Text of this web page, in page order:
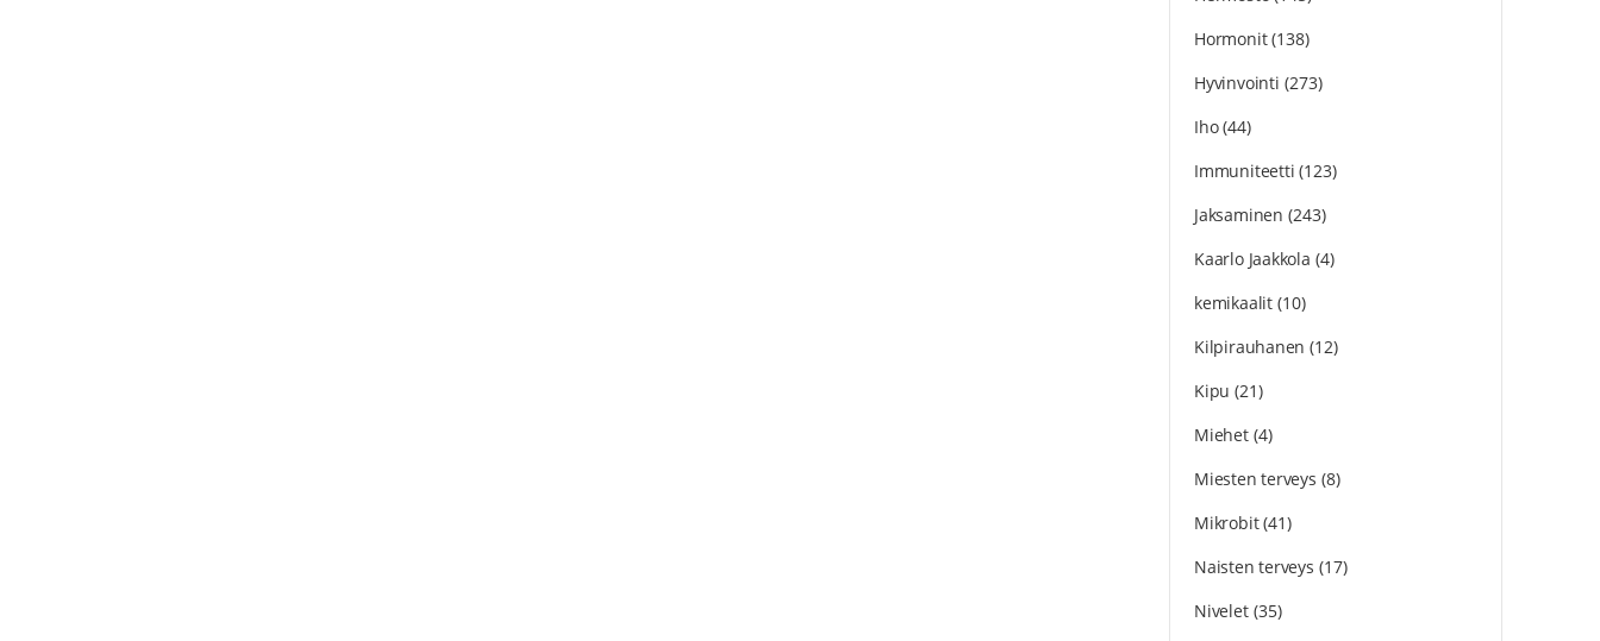
Hormonit(138)
Hyvinvointi (273)
Iho(44)
Immuniteetti (123)
Jaksaminen (243)
Kaarlo Jaakkola (4)
kemikaalit(10)
Kilpirauhanen (12)
Kipu (21)
Miehet(4)
Miesten terveys (8)
Mikrobit(41)
Naisten terveys (17)
Nivelet(35)